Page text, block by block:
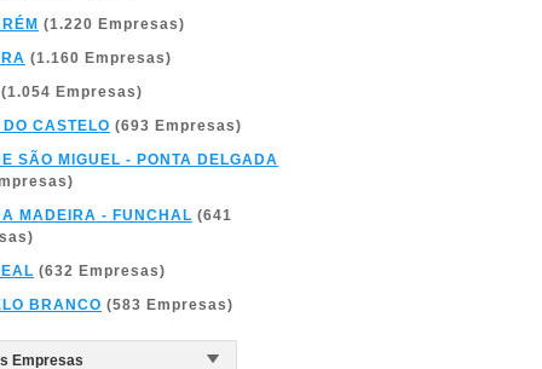
(1.220 Empresas)
(1.160 Empresas)
(1.054 Empresas)
CASTELO (693 Empresas)
SÃO MIGUEL - PONTA DELGADA
MADEIRA - FUNCHAL (641
(632 Empresas)
BRANCO (583 Empresas)